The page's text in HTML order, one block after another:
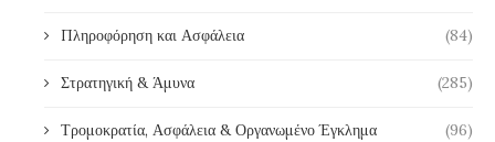
Πληροφόρηση και Ασφάλεια (84)
Στρατηγική & Άμυνα (285)
Τρομοκρατία, Ασφάλεια & Οργανωμένο Έγκλημα (96)